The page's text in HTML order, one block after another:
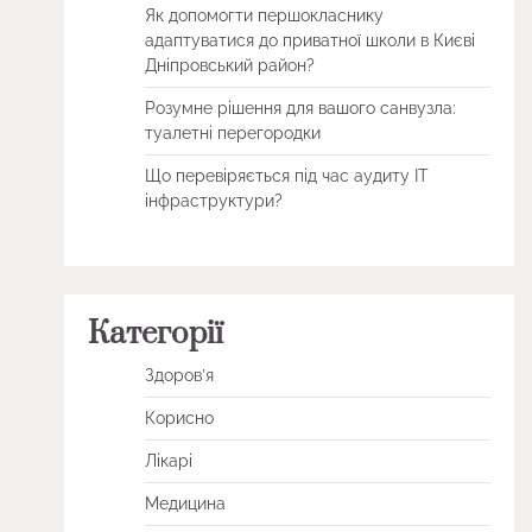
Як допомогти першокласнику
адаптуватися до приватної школи в Києві
Дніпровський район?
Розумне рішення для вашого санвузла:
туалетні перегородки
Що перевіряється під час аудиту ІТ
інфраструктури?
Категорії
Здоров’я
Корисно
Лікарі
Медицина